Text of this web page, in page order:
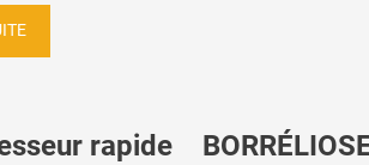
rapide